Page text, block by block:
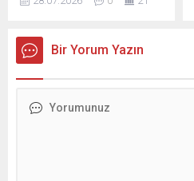
Birlik Adana Şube Başkanı
beraberindeki heyet, Adalet
ve Kalkınma Partisi Adana İl
olsun ziyaretinde bulundu.
Bir Yorum Yazın